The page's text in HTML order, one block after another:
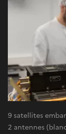
9 satellites
2 antennes